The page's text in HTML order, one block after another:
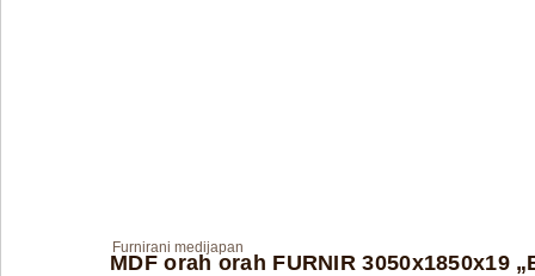
Furnirani medijapan
MDF orah orah FURNIR 3050x1850x19